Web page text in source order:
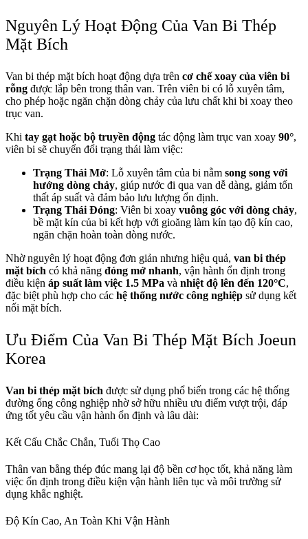
Nguyên Lý Hoạt Động Của Van Bi Thép
Mặt Bích
Van bi thép mặt bích hoạt động dựa trên cơ chế xoay của viên bi
rỗng được lắp bên trong thân van. Trên viên bi có lỗ xuyên tâm,
cho phép hoặc ngăn chặn dòng chảy của lưu chất khi bi xoay theo
trục van.
Khi tay gạt hoặc bộ truyền động tác động làm trục van xoay 90°,
viên bi sẽ chuyển đổi trạng thái làm việc:
Trạng Thái Mở: Lỗ xuyên tâm của bi nằm song song với
hướng dòng chảy, giúp nước đi qua van dễ dàng, giảm tổn
thất áp suất và đảm bảo lưu lượng ổn định.
Trạng Thái Đóng: Viên bi xoay vuông góc với dòng chảy,
bề mặt kín của bi kết hợp với gioăng làm kín tạo độ kín cao,
ngăn chặn hoàn toàn dòng nước.
Nhờ nguyên lý hoạt động đơn giản nhưng hiệu quả, van bi thép
mặt bích có khả năng đóng mở nhanh, vận hành ổn định trong
điều kiện áp suất làm việc 1.5 MPa và nhiệt độ lên đến 120°C,
đặc biệt phù hợp cho các hệ thống nước công nghiệp sử dụng kết
nối mặt bích.
Ưu Điểm Của Van Bi Thép Mặt Bích Joeun
Korea
Van bi thép mặt bích được sử dụng phổ biến trong các hệ thống
đường ống công nghiệp nhờ sở hữu nhiều ưu điểm vượt trội, đáp
ứng tốt yêu cầu vận hành ổn định và lâu dài:
Kết Cấu Chắc Chắn, Tuổi Thọ Cao
Thân van bằng thép đúc mang lại độ bền cơ học tốt, khả năng làm
việc ổn định trong điều kiện vận hành liên tục và môi trường sử
dụng khắc nghiệt.
Độ Kín Cao, An Toàn Khi Vận Hành